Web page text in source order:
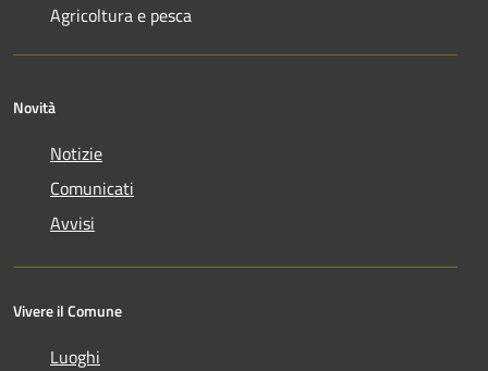
Agricoltura e pesca
Novità
Notizie
Comunicati
Avvisi
Vivere il Comune
Luoghi